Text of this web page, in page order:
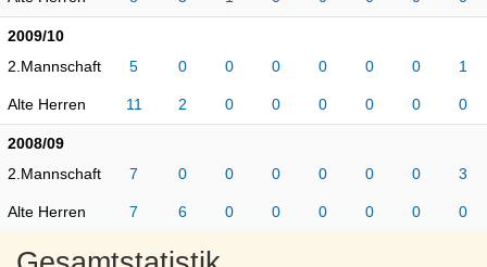
2009/10
2.Mannschaft
5 0 0 0 0 0 0 1
Alte Herren 11 2 0 0 0 0 0 0
2008/09
2.Mannschaft
7 0 0 0 0 0 0 3
Alte Herren 7 6 0 0 0 0 0 0